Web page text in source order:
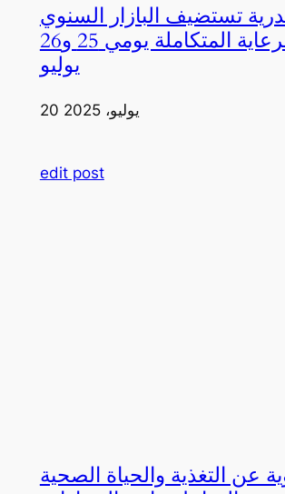
تستضيف البازار السنوي
لجمعية الرعاية المتكاملة يومي 25 و26
يوليو
20 يوليو، 2025
edit post
عن التغذية والحياة الصحية